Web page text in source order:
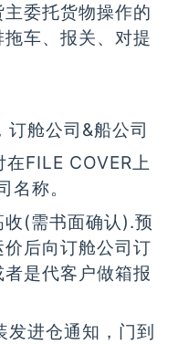
委托货物操作的
车、报关、对提
舱公司&船公司
FILE COVER上
名称。
(需书面确认).预
后向订舱公司订
是代客户做箱报
进仓通知，门到